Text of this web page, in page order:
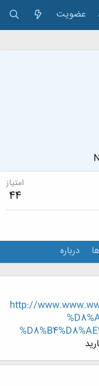
عضویت
امتیاز
44
درباره
http://